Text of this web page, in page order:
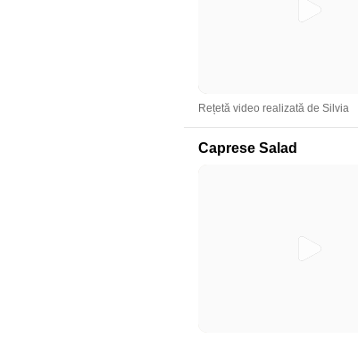
Rețetă video realizată de Silvia
Caprese Salad